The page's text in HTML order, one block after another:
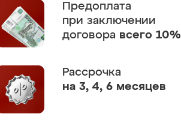
Предоплата
при заключении
договора всего 10%
Рассрочка
на 3, 4, 6 месяцев